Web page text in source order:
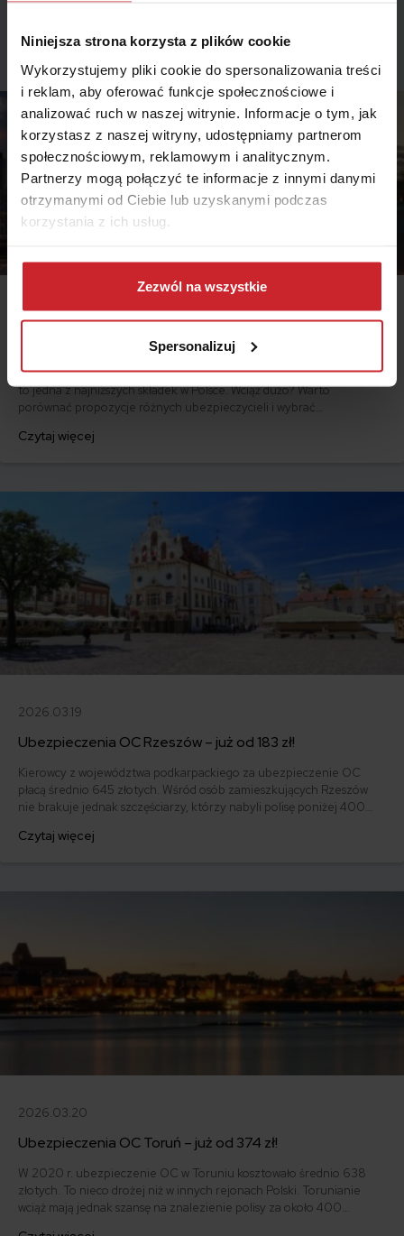
Niniejsza strona korzysta z plików cookie
Wykorzystujemy pliki cookie do spersonalizowania treści
i reklam, aby oferować funkcje społecznościowe i
analizować ruch w naszej witrynie. Informacje o tym, jak
korzystasz z naszej witryny, udostępniamy partnerom
społecznościowym, reklamowym i analitycznym.
Partnerzy mogą połączyć te informacje z innymi danymi
otrzymanymi od Ciebie lub uzyskanymi podczas
korzystania z ich usług.
Dowiedz się więcej na temat tego, kim jesteśmy, jak
można się z nami skontaktować i w jaki sposób
przetwarzamy dane osobowe w ramachPolityki
Zezwól na wszystkie
Spersonalizuj
2026.03.20
Ubezpieczenia OC Katowice – już od 322 zł!
624 zł – tyle średnio kosztują ubezpieczenia OC w Katowicach. Jest
to jedna z najniższych składek w Polsce. Wciąż dużo? Warto
porównać propozycje różnych ubezpieczycieli i wybrać
letnia posiadaczka Renault Clio IV z 2018 r. Na polisę samochodową
Czytaj więcej
2026.03.19
Ubezpieczenia OC Rzeszów – już od 183 zł!
Kierowcy z województwa podkarpackiego za ubezpieczenie OC
płacą średnio 645 złotych. Wśród osób zamieszkujących Rzeszów
nie brakuje jednak szczęściarzy, którzy nabyli polisę poniżej 400
126p FL roku 1989. Za OC zapłacił on tylko 183 zł.
Czytaj więcej
2026.03.20
Ubezpieczenia OC Toruń – już od 374 zł!
W 2020 r. ubezpieczenie OC w Toruniu kosztowało średnio 638
złotych. To nieco drożej niż w innych rejonach Polski. Torunianie
wciąż mają jednak szansę na znalezienie polisy za około 400